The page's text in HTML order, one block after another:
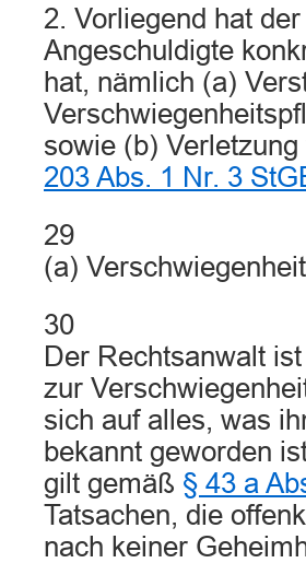
2. Vorliegend hat
Angeschuldigte
hat, nämlich (a)
sowie (b)
203 Abs. 1 Nr. 3
29
(a)
30
Der Rechtsanwalt
zur
sich auf alles, was
bekannt geworden
gilt gemäß § 43 a
Tatsachen, die
nach keiner